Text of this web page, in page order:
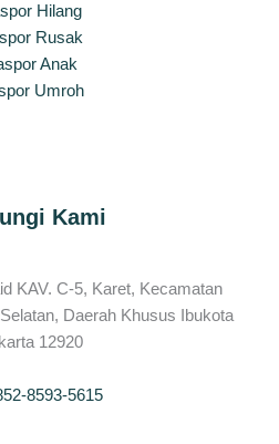
Hilang
Rusak
Anak
Umroh
Kami
KAV. C-5, Karet, Kecamatan
Daerah Khusus Ibukota
12920
8593-5615